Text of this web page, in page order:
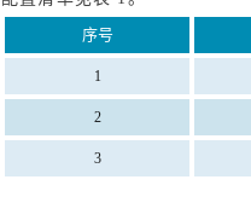
序号
1
2
3